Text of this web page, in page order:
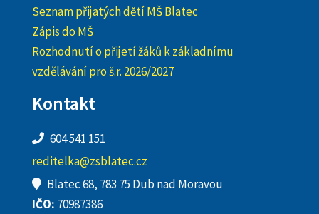
Seznam přijatých dětí MŠ Blatec
Zápis do MŠ
Rozhodnutí o přijetí žáků k základnímu
vzdělávání pro š.r. 2026/2027
Kontakt
604 541 151
reditelka@zsblatec.cz
Blatec 68, 783 75 Dub nad Moravou
IČO: 70987386